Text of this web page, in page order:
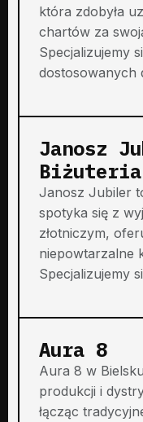
która zdobyła
chartów za
Specjalizujemy
dostosowanych
Janosz
Janosz Jubiler
spotyka się z
złotniczym,
niepowtarzalne
Specjalizujemy
Aura 8
Aura 8 w
produkcji i
łącząc